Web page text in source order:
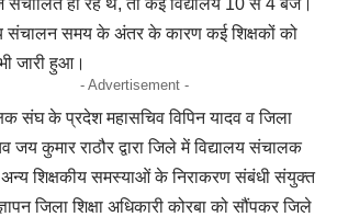
संचालन समय के अंतर के कारण कई शिक्षकों को
जारी हुआ।
- Advertisement -
संघ के प्रदेश महासचिव विपिन यादव व जिला
जय कुमार राठौर द्वारा जिले में विद्यालय संचालक
शिक्षकीय समस्याओं के निराकरण संबंधी संयुक्त
जिला शिक्षा अधिकारी कोरबा को सौंपकर जिले